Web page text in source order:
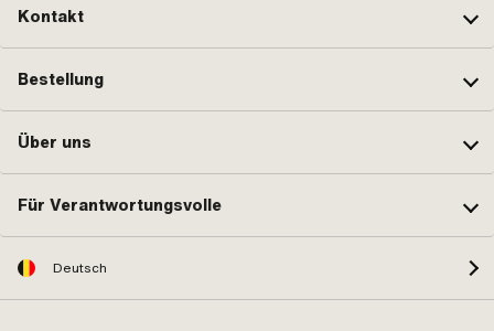
Kontakt
Bestellung
Über uns
Für Verantwortungsvolle
Deutsch